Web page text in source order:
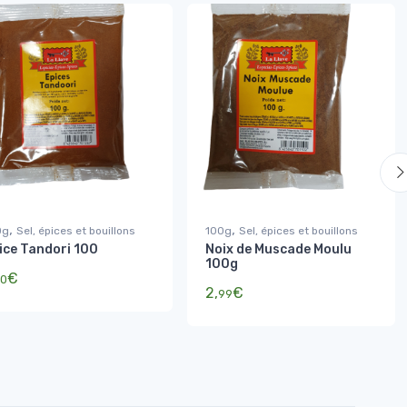
, Sel, épices et bouillons
Tandori 100
€
100g, Sel, épices et bouillons
Noix de Muscade Moulu
100g
2,99€